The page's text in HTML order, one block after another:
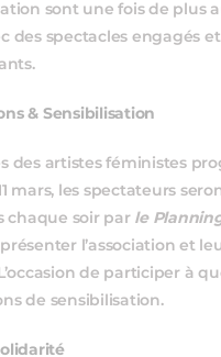
sont une fois de plus
des spectacles engagés et
& Sensibilisation
des artistes féministes
mars, les spectateurs
chaque soir par le
l’association et
de participer à
de sensibilisation.